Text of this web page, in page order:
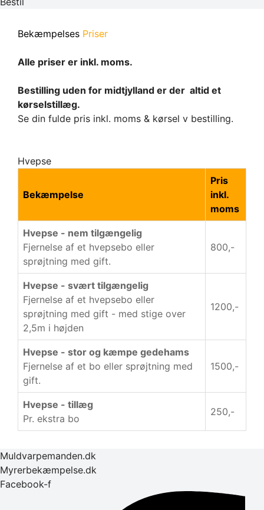
Bekæmpelses Priser
Alle priser er inkl. moms.
Bestilling uden for midtjylland er der altid et
kørselstillæg.
Se din fulde pris inkl. moms & kørsel v bestilling.
Hvepse
Bekæmpelse
Pris
inkl.
moms
Hvepse - nem tilgængelig
Fjernelse af et hvepsebo eller
sprøjtning med gift.
800,-
Hvepse - svært tilgængelig
Fjernelse af et hvepsebo eller
sprøjtning med gift - med stige over
2,5m i højden
1200,-
Hvepse - stor og kæmpe gedehams
Fjernelse af et bo eller sprøjtning med
gift.
1500,-
Hvepse - tillæg
Pr. ekstra bo
250,-
Muldvarpemanden.dk
Myrerbekæmpelse.dk
Facebook-f